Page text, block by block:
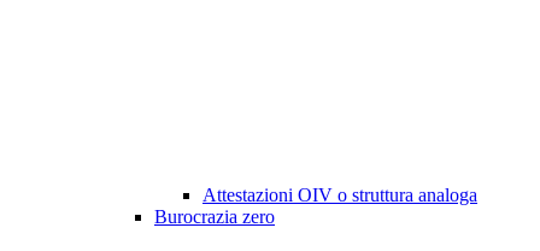
Attestazioni OIV o struttura analoga
Burocrazia zero